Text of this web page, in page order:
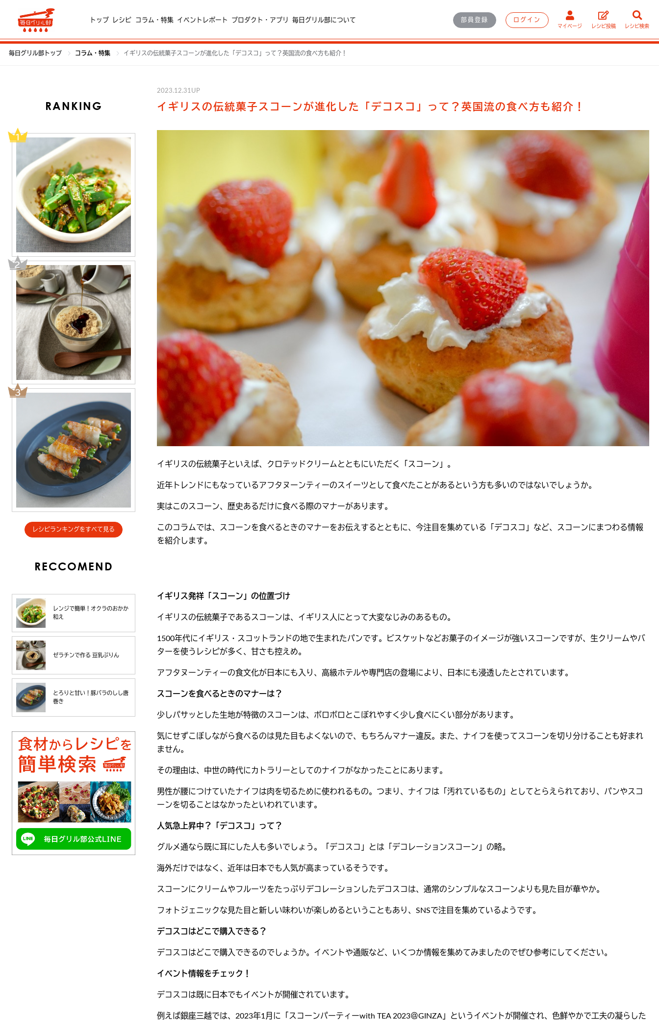
トップ レシピ コラム・特集 イベントレポート プロダクト・アプリ 毎日グリル部について 部員登録 ログイン
マイページ レシピ投稿 レシピ検索
毎日グリル部トップ コラム・特集 イギリスの伝統菓子スコーンが進化した「デコスコ」って？英国流の食べ方も紹介！
RANKING
レシピランキングをすべて見る
RECCOMEND
レンジで簡単！オクラのおかか
和え
ゼラチンで作る 豆乳ぷりん
とろりと甘い！豚バラのしし唐
巻き
2023.12.31UP
イギリスの伝統菓子スコーンが進化した「デコスコ」って？英国流の食べ方も紹介！
イギリスの伝統菓子といえば、クロテッドクリームとともにいただく「スコーン」。
近年トレンドにもなっているアフタヌーンティーのスイーツとして食べたことがあるという方も多いのではないでしょうか。
実はこのスコーン、歴史あるだけに食べる際のマナーがあります。
このコラムでは、スコーンを食べるときのマナーをお伝えするとともに、今注目を集めている「デコスコ」など、スコーンにまつわる情報
を紹介します。
イギリス発祥「スコーン」の位置づけ
イギリスの伝統菓子であるスコーンは、イギリス人にとって大変なじみのあるもの。
1500年代にイギリス・スコットランドの地で生まれたパンです。ビスケットなどお菓子のイメージが強いスコーンですが、生クリームやバ
ターを使うレシピが多く、甘さも控えめ。
アフタヌーンティーの食文化が日本にも入り、高級ホテルや専門店の登場により、日本にも浸透したとされています。
スコーンを食べるときのマナーは？
少しパサッとした生地が特徴のスコーンは、ボロボロとこぼれやすく少し食べにくい部分があります。
気にせずこぼしながら食べるのは見た目もよくないので、もちろんマナー違反。
また、ナイフを使ってスコーンを切り分けることも好まれ
ません。
その理由は、中世の時代にカトラリーとしてのナイフがなかったことにあります。
男性が腰につけていたナイフは肉を切るために使われるもの。つまり、ナイフは「汚れているもの」としてとらえられており、パンやスコ
ーンを切ることはなかったといわれています。
人気急上昇中？「デコスコ」って？
グルメ通なら既に耳にした人も多いでしょう。「デコスコ」とは「デコレーションスコーン」の略。
海外だけではなく、近年は日本でも人気が高まっているそうです。
スコーンにクリームやフルーツをたっぷりデコレーションしたデコスコは、通常のシンプルなスコーンよりも見た目が華やか。
フォトジェニックな見た目と新しい味わいが楽しめるということもあり、SNSで注目を集めているようです。
デコスコはどこで購入できる？
デコスコはどこで購入できるのでしょうか。イベントや通販など、いくつか情報を集めてみましたのでぜひ参考にしてください。
イベント情報をチェック！
デコスコは既に日本でもイベントが開催されています。
例えば銀座三越では、2023年1月に「スコーンパーティーwith TEA 2023＠GINZA」というイベントが開催され、色鮮やかで工夫の凝らした